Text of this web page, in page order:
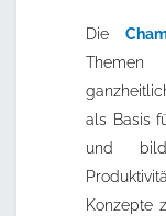
Die
als Basis
und
Konzepte